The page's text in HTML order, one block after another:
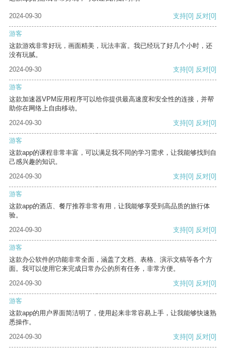
2024-09-30 支持[0] 反对[0]
游客
这款游戏非常好玩，画面精美，玩法丰富。我已经玩了好几个小时，还
没有玩腻。
2024-09-30
支持[0] 反对[0]
游客
这款加速器VPM应用程序可以给你提供最高速度和安全性的连接，并帮
助你在网络上自由移动。
2024-09-30
支持[0] 反对[0]
游客
这款app的课程非常丰富，可以满足我不同的学习需求，让我能够找到自
己感兴趣的知识。
2024-09-30
支持[0] 反对[0]
游客
这款app的酒店、餐厅推荐非常有用，让我能够享受到高品质的旅行体
验。
2024-09-30
支持[0] 反对[0]
游客
这款办公软件的功能非常全面，涵盖了文档、表格、演示文稿等各个方
面。我可以使用它来完成日常办公的所有任务，非常方便。
2024-09-30
支持[0] 反对[0]
游客
这款app的用户界面简洁明了，使用起来非常容易上手，让我能够快速熟
悉操作。
2024-09-30
支持[0] 反对[0]